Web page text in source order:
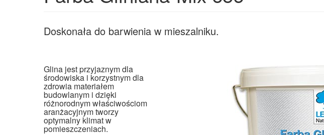
Doskonała do barwienia w mieszalniku.
Glina jest przyjaznym dla
środowiska i korzystnym dla
zdrowia materiałem
budowlanym i dzięki
różnorodnym właściwościom
aranżacyjnym tworzy
optymalny klimat w
pomieszczeniach.